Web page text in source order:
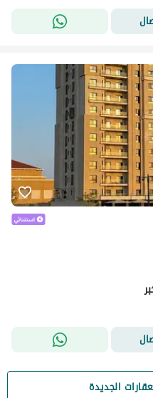
الجديدة